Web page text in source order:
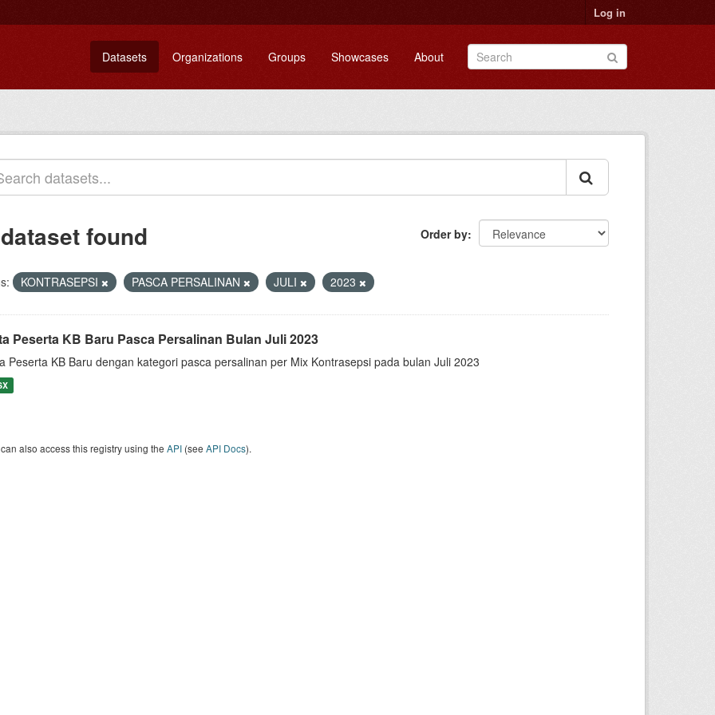
Log in
Datasets Organizations Groups Showcases About
Order by
found
KONTRASEPSI PASCA PERSALINAN JULI 2023
Peserta KB Baru Pasca Persalinan Bulan Juli 2023
Peserta KB Baru dengan kategori pasca persalinan per Mix Kontrasepsi pada bulan Juli 2023
also access this registry using the API (see API Docs).